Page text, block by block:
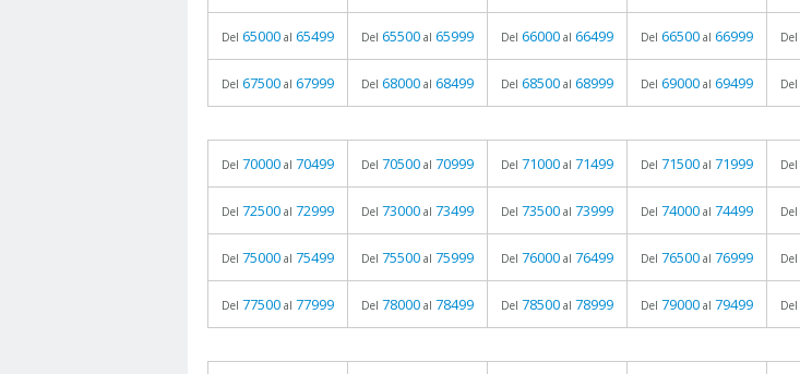
Del 65000 al 65499 Del 65500 al 65999 Del 66000 al 66499 Del 66500 al 66999 Del
Del 67500 al 67999 Del 68000 al 68499 Del 68500 al 68999 Del 69000 al 69499 Del
Del 70000 al 70499 Del 70500 al 70999 Del 71000 al 71499 Del 71500 al 71999 Del
Del 72500 al 72999 Del 73000 al 73499 Del 73500 al 73999 Del 74000 al 74499 Del
Del 75000 al 75499 Del 75500 al 75999 Del 76000 al 76499 Del 76500 al 76999 Del
Del 77500 al 77999 Del 78000 al 78499 Del 78500 al 78999 Del 79000 al 79499 Del